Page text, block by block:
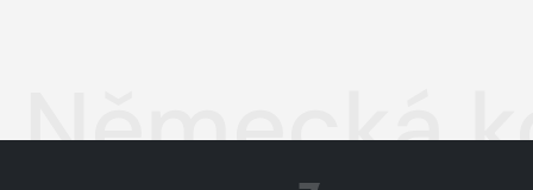
Německá